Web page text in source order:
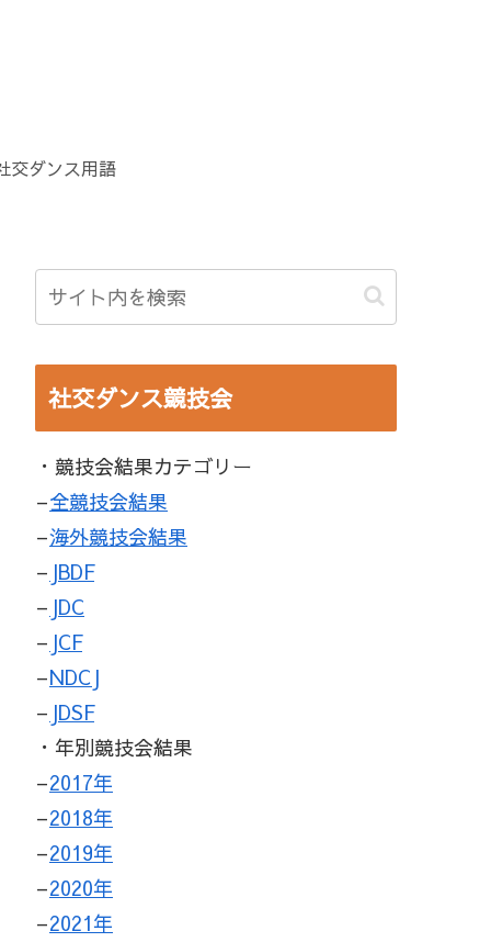
交ダンス用語
社交ダンス競技会
・競技会結果カテゴリー
–全競技会結果
–海外競技会結果
– JBDF
– JDC
– JCF
–NDCJ
– JDSF
・年別競技会結果
–2017年
–2018年
–2019年
–2020年
–2021年